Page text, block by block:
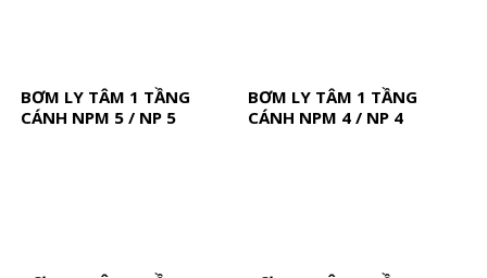
BƠM LY TÂM 1 TẦNG
CÁNH NPM 5 / NP 5
BƠM LY TÂM 1 TẦNG
CÁNH NPM 4 / NP 4